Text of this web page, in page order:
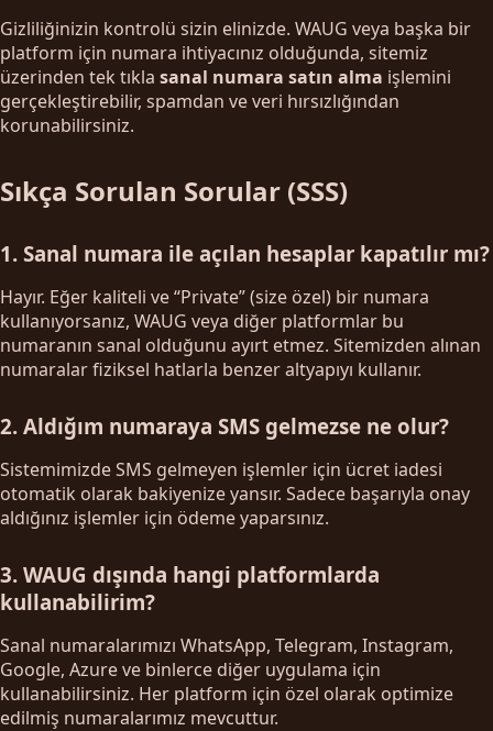
Gizliliğinizin kontrolü sizin elinizde. WAUG veya başka bir
platform için numara ihtiyacınız olduğunda, sitemiz
üzerinden tek tıkla sanal numara satın alma işlemini
gerçekleştirebilir, spamdan ve veri hırsızlığından
korunabilirsiniz.
Sıkça Sorulan Sorular (SSS)
1. Sanal numara ile açılan hesaplar kapatılır mı?
Hayır. Eğer kaliteli ve “Private” (size özel) bir numara
kullanıyorsanız, WAUG veya diğer platformlar bu
numaranın sanal olduğunu ayırt etmez. Sitemizden alınan
numaralar fiziksel hatlarla benzer altyapıyı kullanır.
2. Aldığım numaraya SMS gelmezse ne olur?
Sistemimizde SMS gelmeyen işlemler için ücret iadesi
otomatik olarak bakiyenize yansır. Sadece başarıyla onay
aldığınız işlemler için ödeme yaparsınız.
3. WAUG dışında hangi platformlarda
kullanabilirim?
Sanal numaralarımızı WhatsApp, Telegram, Instagram,
Google, Azure ve binlerce diğer uygulama için
kullanabilirsiniz. Her platform için özel olarak optimize
edilmiş numaralarımız mevcuttur.